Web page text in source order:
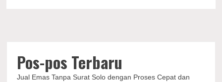
Pos-pos Terbaru
Jual Emas Tanpa Surat Solo dengan Proses Cepat dan